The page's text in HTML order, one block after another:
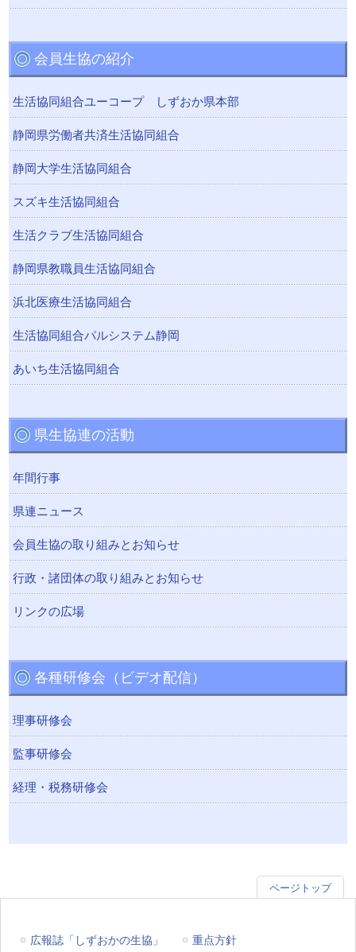
会員生協の紹介
生活協同組合ユーコープ しずおか県本部
静岡県労働者共済生活協同組合
静岡大学生活協同組合
スズキ生活協同組合
生活クラブ生活協同組合
静岡県教職員生活協同組合
浜北医療生活協同組合
生活協同組合パルシステム静岡
あいち生活協同組合
県生協連の活動
年間行事
県連ニュース
会員生協の取り組みとお知らせ
行政・諸団体の取り組みとお知らせ
リンクの広場
各種研修会（ビデオ配信）
理事研修会
監事研修会
経理・税務研修会
ページトップ
広報誌「しずおかの生協」 重点方針